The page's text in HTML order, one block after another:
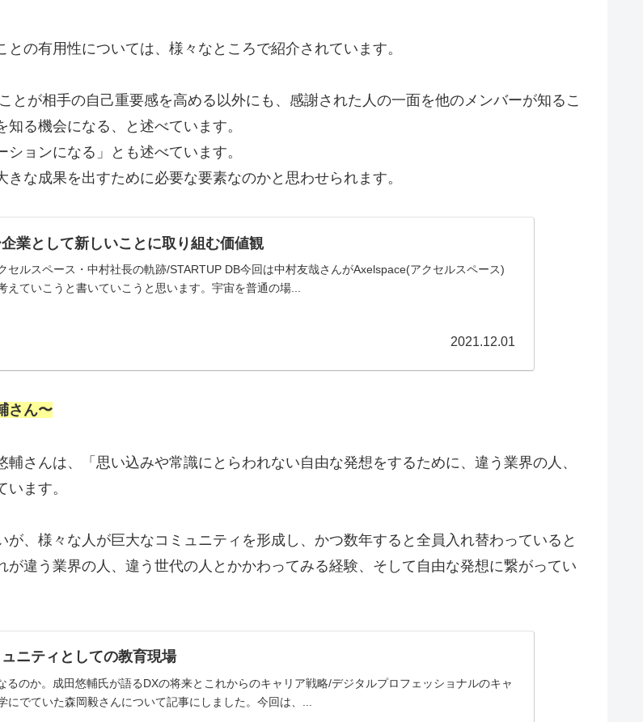
の有用性については、様々なところで紹介されています。
が相手の自己重要感を高める以外にも、感謝された人の一面を他のメンバーが知るこ
る機会になる、と述べています。
ョンになる」とも述べています。
な成果を出すために必要な要素なのかと思わせられます。
業として新しいことに取り組む価値観
セルスペース・中村社長の軌跡/STARTUP DB今回は中村友哉さんがAxelspace(アクセルスペース)
ていこうと書いていこうと思います。宇宙を普通の場...
2021.12.01
さん〜
さんは、「思い込みや常識にとらわれない自由な発想をするために、違う業界の人、
ます。
が、様々な人が巨大なコミュニティを形成し、かつ数年すると全員入れ替わっていると
違う業界の人、違う世代の人とかかわってみる経験、そして自由な発想に繋がってい
ニティとしての教育現場
るのか。成田悠輔氏が語るDXの将来とこれからのキャリア戦略/デジタルプロフェッショナルのキャ
にでていた森岡毅さんについて記事にしました。今回は、...